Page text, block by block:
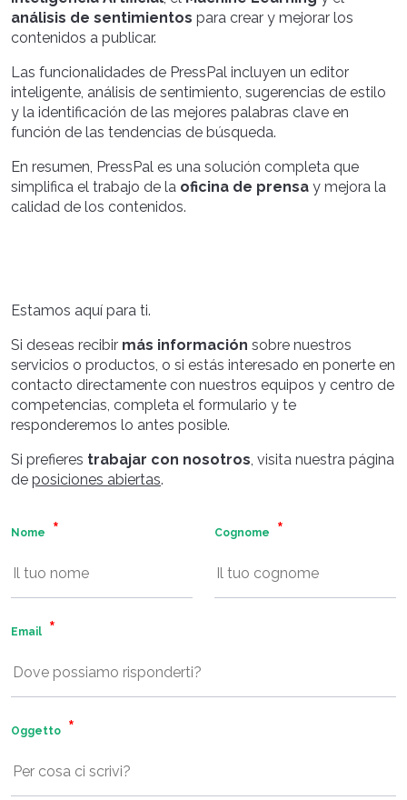
análisis de sentimientos para crear y mejorar los
contenidos a publicar.
Las funcionalidades de PressPal incluyen un editor
inteligente, análisis de sentimiento, sugerencias de estilo
y la identificación de las mejores palabras clave en
función de las tendencias de búsqueda.
En resumen, PressPal es una solución completa que
simplifica el trabajo de la oficina de prensa y mejora la
calidad de los contenidos.
Estamos aquí para ti.
Si deseas recibir más información sobre nuestros
servicios o productos, o si estás interesado en ponerte en
contacto directamente con nuestros equipos y centro de
competencias, completa el formulario y te
responderemos lo antes posible.
Si prefieres trabajar con nosotros, visita nuestra página
de posiciones abiertas.
Nome Cognome
Email
Oggetto